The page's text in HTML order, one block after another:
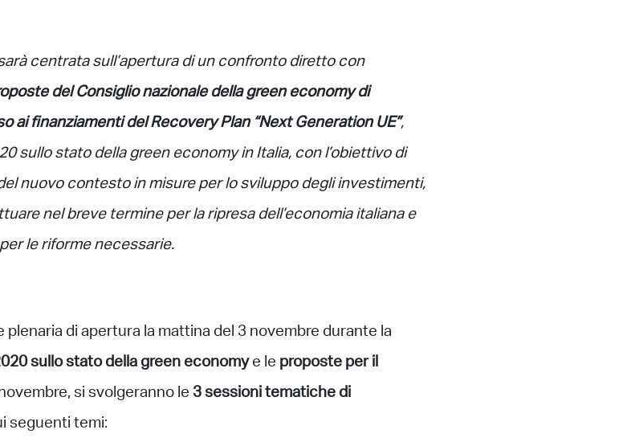
centrata sull’apertura di un confronto diretto con
del Consiglio nazionale della green economy di
ai finanziamenti del Recovery Plan “Next Generation UE”,
sullo stato della green economy in Italia, con l’obiettivo di
nuovo contesto in misure per lo sviluppo degli investimenti,
nel breve termine per la ripresa dell’economia italiana e
le riforme necessarie.
plenaria di apertura la mattina del 3 novembre durante la
sullo stato della green economye le proposte per il
si svolgeranno le 3 sessioni tematiche di
seguenti temi: